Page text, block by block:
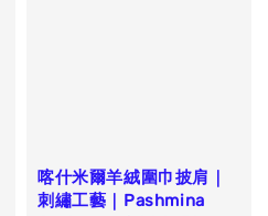
喀什米爾羊絨圍巾披肩｜
刺繡工藝｜Pashmina